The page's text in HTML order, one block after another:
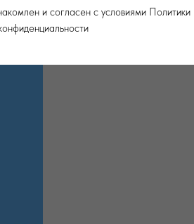
и согласен с условиями Политики